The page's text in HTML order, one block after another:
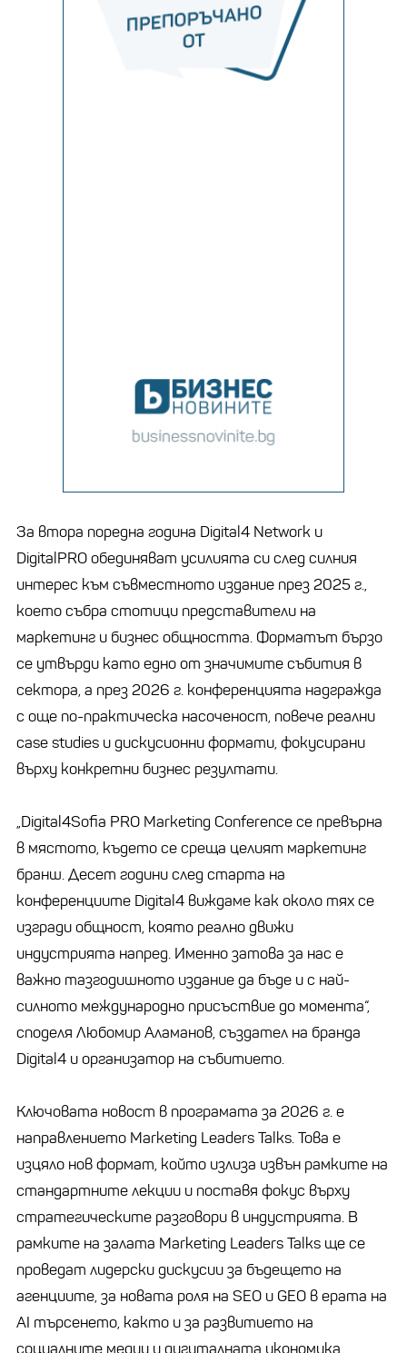
За втора поредна година Digital4 Network и
DigitalPRO обединяват усилията си след силния
интерес към съвместното издание през 2025 г.,
което събра стотици представители на
маркетинг и бизнес общността. Форматът бързо
се утвърди като едно от значимите събития в
сектора, а през 2026 г. конференцията надгражда
с още по-практическа насоченост, повече реални
case studies и дискусионни формати, фокусирани
върху конкретни бизнес резултати.
„Digital4Sofia PRO Marketing Conference се превърна
в мястото, където се среща целият маркетинг
бранш. Десет години след старта на
конференциите Digital4 виждаме как около тях се
изгради общност, която реално движи
индустрията напред. Именно затова за нас е
важно тазгодишното издание да бъде и с най-
силното международно присъствие до момента“,
споделя Любомир Аламанов, създател на бранда
Digital4 и организатор на събитието.
Ключовата новост в програмата за 2026 г. е
направлението Marketing Leaders Talks. Това е
изцяло нов формат, който излиза извън рамките на
стандартните лекции и поставя фокус върху
стратегическите разговори в индустрията. В
рамките на залата Marketing Leaders Talks ще се
проведат лидерски дискусии за бъдещето на
агенциите, за новата роля на SEO и GEO в ерата на
AI търсенето, както и за развитието на
социалните медии и дигиталната икономика.